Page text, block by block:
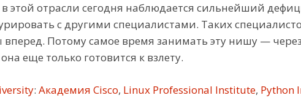
этой отрасли сегодня наблюдается сильнейший
с другими специалистами. Таких
вперед. Потому самое время занимать эту нишу —
еще только готовится к взлету.
: Академия Cisco, Linux Professional Institute, Python